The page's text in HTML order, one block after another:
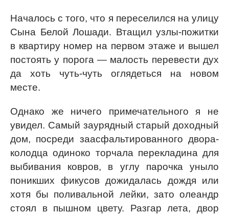
Началось с того, что я переселился на улицу
Сына Белой Лошади. Втащил узлы-пожитки
в квартиру номер на первом этаже и вышел
постоять у порога — малость перевести дух
да хоть чуть-чуть оглядеться на новом
месте.
Однако же ничего примечательного я не
увидел. Самый заурядный старый доходный
дом, посреди заасфальтированного двора-
колодца одиноко торчала перекладина для
выбивания ковров, в углу парочка уныло
поникших фикусов дожидалась дождя или
хотя бы поливальной лейки, зато олеандр
стоял в пышном цвету. Разгар лета, двор